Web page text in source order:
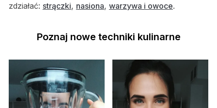
zdziałać: strączki, nasiona, warzywa i owoce.
Poznaj nowe techniki kulinarne